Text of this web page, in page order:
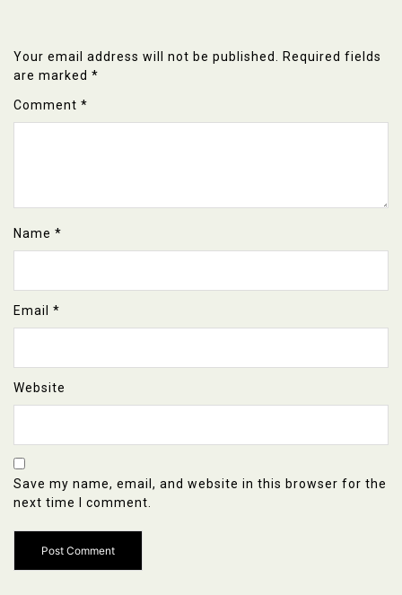
Your email address will not be published.
Required fields
are marked *
Comment *
Name *
Email *
Website
Save my name, email, and website in this browser for the
next time I comment.